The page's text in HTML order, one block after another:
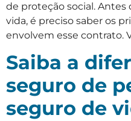
de proteção social.
vida, é preciso saber os
envolvem esse contrato.
Saiba a
seguro de
seguro de